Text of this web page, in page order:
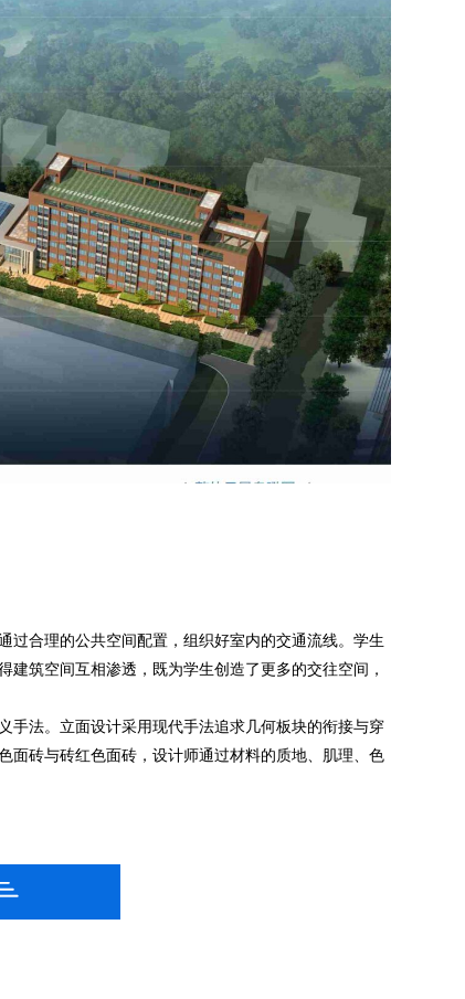
过合理的公共空间配置，组织好室内的交通流线。学生
筑空间互相渗透，既为学生创造了更多的交往空间，
手法。立面设计采用现代手法追求几何板块的衔接与穿
面砖与砖红色面砖，设计师通过材料的质地、肌理、色